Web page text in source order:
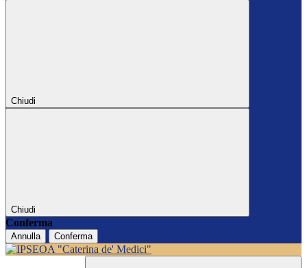
Chiudi
Chiudi
Conferma
Annulla Conferma